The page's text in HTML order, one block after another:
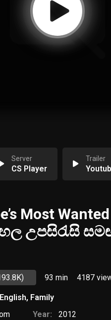
Server
CS Player
Trailer
Most
උපසිරැසි
93 min 4187
English, Family
Year:
2012